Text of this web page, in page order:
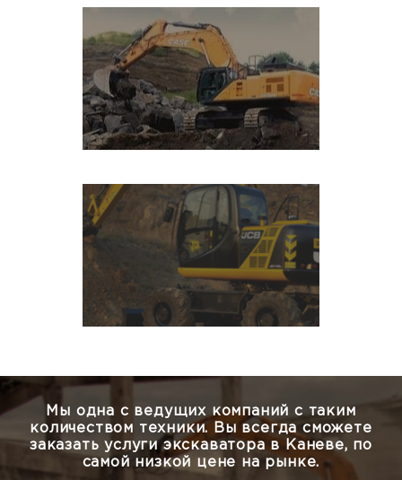
Мы одна с ведущих компаний с таким
количеством техники. Вы всегда сможете
заказать услуги экскаватора в Каневе, по
самой низкой цене на рынке.